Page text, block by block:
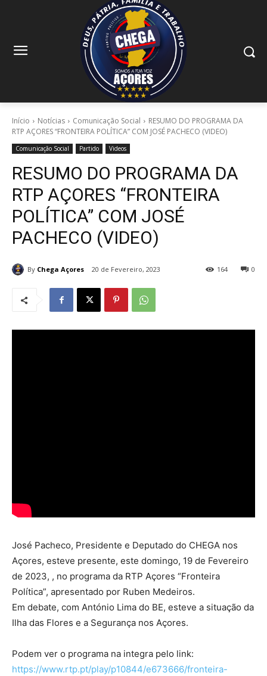
Início Notícias Comunicação Social
RESUMO DO PROGRAMA DA
RTP AÇORES “FRONTEIRA POLÍTICA” COM JOSÉ PACHECO (VIDEO)
Comunicação Social Partido Videos
RESUMO DO PROGRAMA DA
RTP AÇORES “FRONTEIRA
POLÍTICA” COM JOSÉ
PACHECO (VIDEO)
By Chega Açores 20 de Fevereiro, 2023 0
164
José Pacheco, Presidente e Deputado do CHEGA nos
Açores, esteve presente, este domingo, 19 de Fevereiro
de 2023, , no programa da RTP Açores “Fronteira
Política”, apresentado por Ruben Medeiros.
Em debate, com António Lima do BE, esteve a situação da
Ilha das Flores e a Segurança nos Açores.
Podem ver o programa na integra pelo link:
https://www.rtp.pt/play/p10844/e673666/fronteira-